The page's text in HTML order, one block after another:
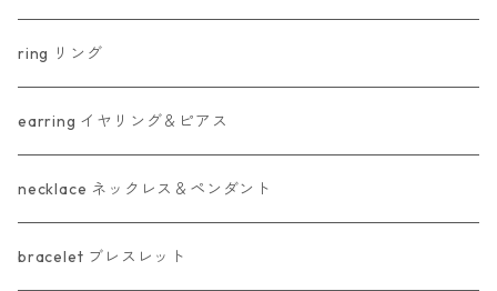
ring リング
earring イヤリング＆ピアス
necklace ネックレス＆ペンダント
bracelet ブレスレット